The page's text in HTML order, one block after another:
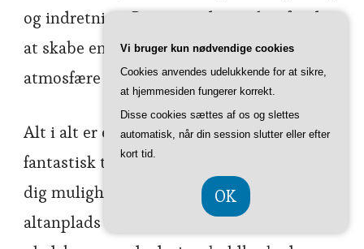
og indretning. Dette gør det muligt for dig
at skabe en hyggelig og indbydende
atmosfære på din altan.
Alt i alt er en altanparasol fra Cinas et
fantastisk tilbehør til din altan. Den giver
dig mulighed for at få mest ud af din
altanplads ved at tilføje skygge,
Vi bruger kun nødvendige cookies
Cookies anvendes udelukkende for at sikre,
at hjemmesiden fungerer korrekt.
Disse cookies sættes af os og slettes
automatisk, når din session slutter eller efter
kort tid.
OK